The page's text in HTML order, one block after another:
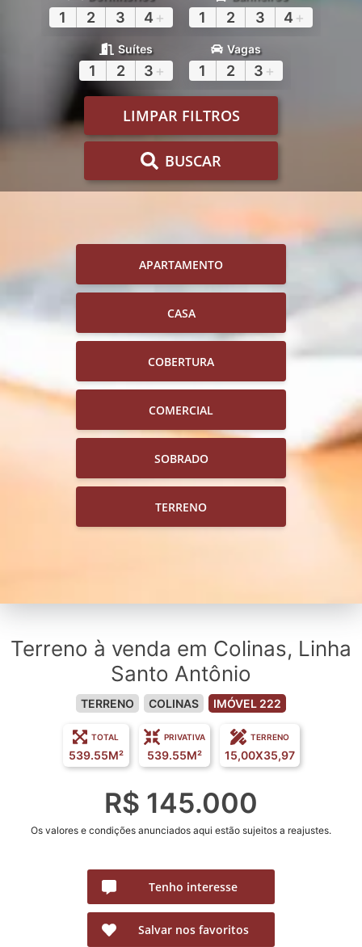
1 2 3 4 + 1 2 3 4 +
Suítes
1 2 3 +
Vagas
1 2 3 +
LIMPAR FILTROS
BUSCAR
APARTAMENTO
CASA
COBERTURA
COMERCIAL
SOBRADO
TERRENO
Terreno à venda em Colinas, Linha
Santo Antônio
TERRENO COLINAS IMÓVEL 222
TOTAL
539.55M²
PRIVATIVA
539.55M²
TERRENO
15,00X35,97
R$ 145.000
Os valores e condições anunciados aqui estão sujeitos a reajustes.
Tenho interesse
Salvar nos favoritos